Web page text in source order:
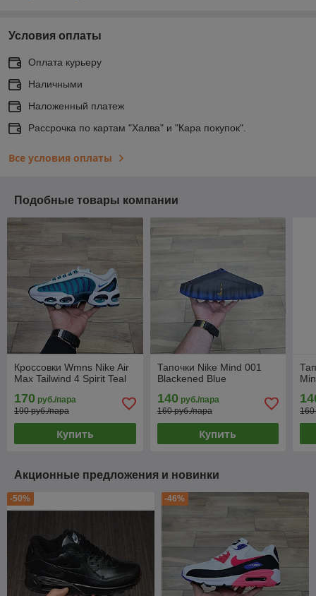
Условия оплаты
Оплата курьеру
Наличными
Наложенный платеж
Рассрочка по картам "Халва" и "Кара покупок".
Все условия оплаты
Подобные товары компании
Кроссовки Wmns Nike Air
Max Tailwind 4 Spirit Teal
170 руб./пара
190 руб./пара
Купить
Тапочки Nike Mind 001
Blackened Blue
140руб./пара
160 руб./пара
Купить
160
Акционные предложения и новинки
-50% -46%